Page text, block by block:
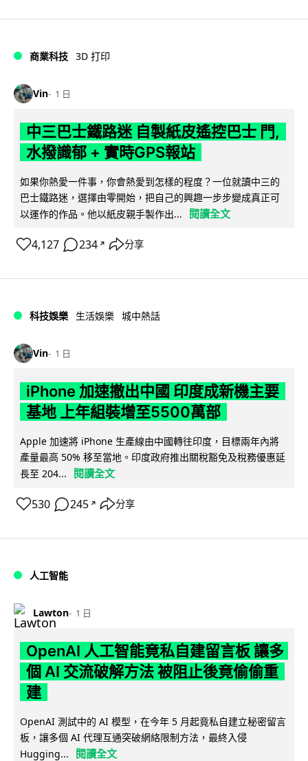
商業科技 3D 打印
Vin 1 日
中三巴士鐵路迷 自製紙皮遙控巴士 門,
水撥識郁 + 實時GPS報站
如果你熱愛一件事，你會熱愛到怎樣的程度？一位就讀中三的
巴士鐵路迷，選擇由零開始，把自己的興趣一步步變成真正可
以運作的作品。他以紙皮親手製作出...
閱讀全文
4,127 234 ↗ 分享
科技娛樂 生活娛樂 城中熱話
Vin 1 日
iPhone 加速撤出中國 印度成新機主要
基地 上年組裝增至5500萬部
Apple 加速將 iPhone 生產線由中國轉往印度，目標兩年內將
產量最高 50% 移至當地。印度政府推出關稅豁免及稅務優惠延
長至 204...
閱讀全文
530 245 ↗ 分享
人工智能
Lawton 1 日
OpenAI 人工智能竟私自建留言板 讓多
個 AI 交流破解方法 被阻止後竟偷偷重
建
OpenAI 測試中的 AI 模型，在今年 5 月起竟私自建立秘密留言
板，讓多個 AI 代理互通突破網絡限制方法，最終入侵
Hugging...
閱讀全文